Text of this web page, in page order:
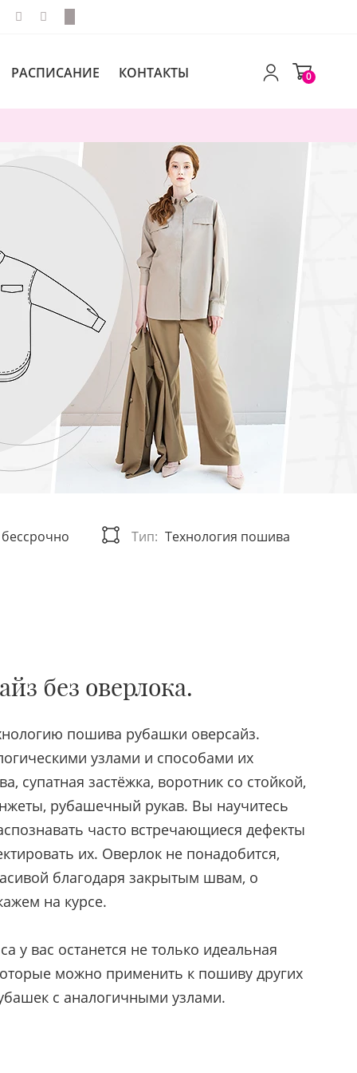
РАСПИСАНИЕ КОНТАКТЫ 0
Тип: Технология пошива
без оверлока.
пошива рубашки оверсайз.
узлами и способами их
супатная застёжка, воротник со стойкой,
рубашечный рукав. Вы научитесь
часто встречающиеся дефекты
их. Оверлок не понадобится,
благодаря закрытым швам, о
на курсе.
у вас останется не только идеальная
можно применить к пошиву других
с аналогичными узлами.